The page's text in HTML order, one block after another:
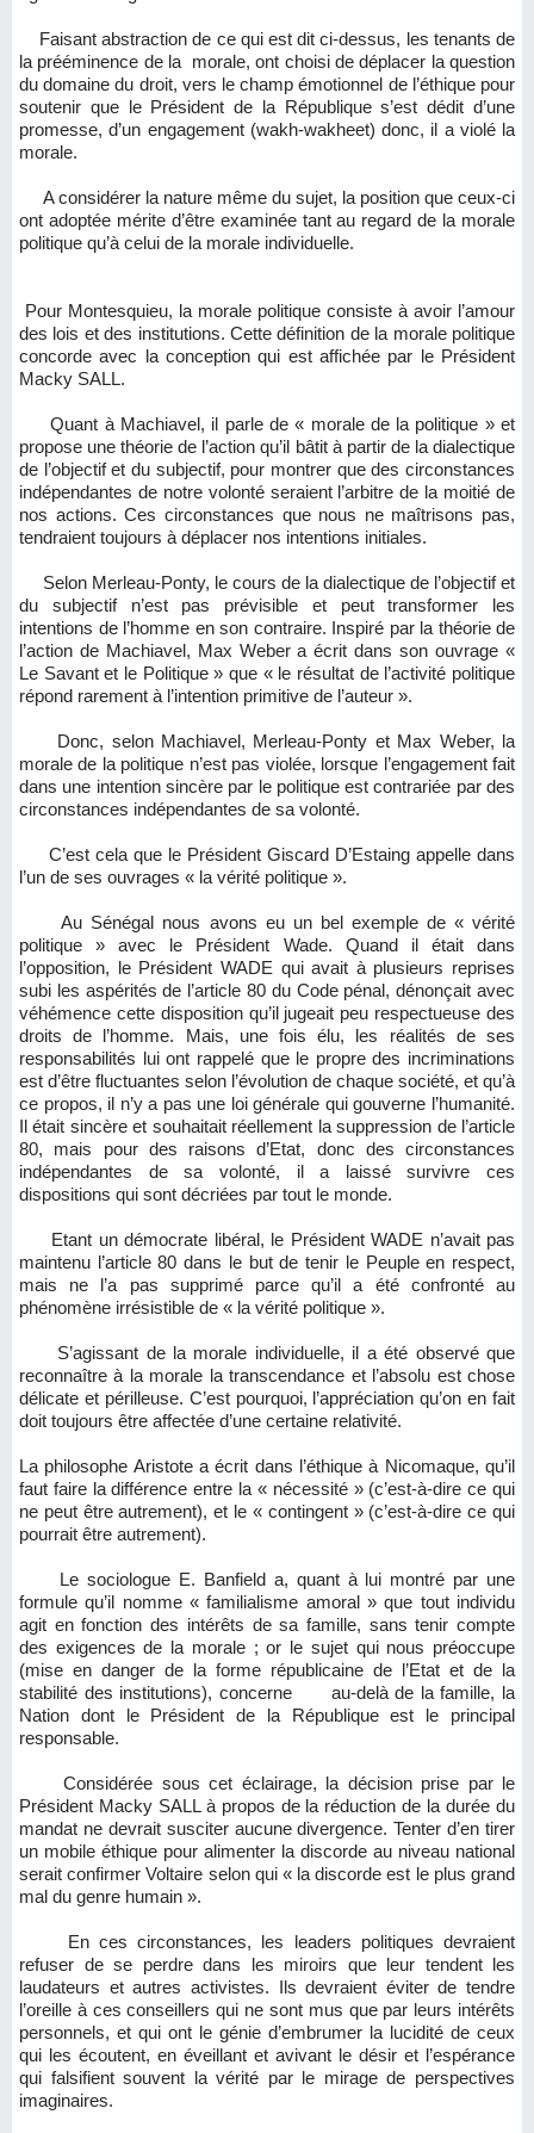
Faisant abstraction de ce qui est dit ci-dessus, les tenants de
la prééminence de la morale, ont choisi de déplacer la question
du domaine du droit, vers le champ émotionnel de l’éthique pour
soutenir que le Président de la République s’est dédit d’une
promesse, d’un engagement (wakh-wakheet) donc, il a violé la
morale.
A considérer la nature même du sujet, la position que ceux-ci
ont adoptée mérite d’être examinée tant au regard de la morale
politique qu’à celui de la morale individuelle.
Pour Montesquieu, la morale politique consiste à avoir l’amour
des lois et des institutions. Cette définition de la morale politique
concorde avec la conception qui est affichée par le Président
Macky SALL.
Quant à Machiavel, il parle de « morale de la politique » et
propose une théorie de l’action qu’il bâtit à partir de la dialectique
de l’objectif et du subjectif, pour montrer que des circonstances
indépendantes de notre volonté seraient l’arbitre de la moitié de
nos actions. Ces circonstances que nous ne maîtrisons pas,
tendraient toujours à déplacer nos intentions initiales.
Selon Merleau-Ponty, le cours de la dialectique de l’objectif et
du subjectif n’est pas prévisible et peut transformer les
intentions de l’homme en son contraire. Inspiré par la théorie de
l’action de Machiavel, Max Weber a écrit dans son ouvrage «
Le Savant et le Politique » que « le résultat de l’activité politique
répond rarement à l’intention primitive de l’auteur ».
Donc, selon Machiavel, Merleau-Ponty et Max Weber, la
morale de la politique n’est pas violée, lorsque l’engagement fait
dans une intention sincère par le politique est contrariée par des
circonstances indépendantes de sa volonté.
C’est cela que le Président Giscard D’Estaing appelle dans
l’un de ses ouvrages « la vérité politique ».
Au Sénégal nous avons eu un bel exemple de « vérité
politique » avec le Président Wade. Quand il était dans
l’opposition, le Président WADE qui avait à plusieurs reprises
subi les aspérités de l’article 80 du Code pénal, dénonçait avec
véhémence cette disposition qu’il jugeait peu respectueuse des
droits de l’homme. Mais, une fois élu, les réalités de ses
responsabilités lui ont rappelé que le propre des incriminations
est d’être fluctuantes selon l’évolution de chaque société, et qu’à
ce propos, il n’y a pas une loi générale qui gouverne l’humanité.
Il était sincère et souhaitait réellement la suppression de l’article
80, mais pour des raisons d’Etat, donc des circonstances
indépendantes de sa volonté, il a laissé survivre ces
dispositions qui sont décriées par tout le monde.
Etant un démocrate libéral, le Président WADE n’avait pas
maintenu l’article 80 dans le but de tenir le Peuple en respect,
mais ne l’a pas supprimé parce qu’il a été confronté au
phénomène irrésistible de « la vérité politique ».
S’agissant de la morale individuelle, il a été observé que
reconnaître à la morale la transcendance et l’absolu est chose
délicate et périlleuse. C’est pourquoi, l’appréciation qu’on en fait
doit toujours être affectée d’une certaine relativité.
La philosophe Aristote a écrit dans l’éthique à Nicomaque, qu’il
faut faire la différence entre la « nécessité » (c’est-à-dire ce qui
ne peut être autrement), et le « contingent » (c’est-à-dire ce qui
pourrait être autrement).
Le sociologue E. Banfield a, quant à lui montré par une
formule qu’il nomme « familialisme amoral » que tout individu
agit en fonction des intérêts de sa famille, sans tenir compte
des exigences de la morale ; or le sujet qui nous préoccupe
(mise en danger de la forme républicaine de l’Etat et de la
stabilité des institutions), concerne au-delà de la famille, la
Nation dont le Président de la République est le principal
responsable.
Considérée sous cet éclairage, la décision prise par le
Président Macky SALL à propos de la réduction de la durée du
mandat ne devrait susciter aucune divergence. Tenter d’en tirer
un mobile éthique pour alimenter la discorde au niveau national
serait confirmer Voltaire selon qui « la discorde est le plus grand
mal du genre humain ».
En ces circonstances, les leaders politiques devraient
refuser de se perdre dans les miroirs que leur tendent les
laudateurs et autres activistes. Ils devraient éviter de tendre
l’oreille à ces conseillers qui ne sont mus que par leurs intérêts
personnels, et qui ont le génie d’embrumer la lucidité de ceux
qui les écoutent, en éveillant et avivant le désir et l’espérance
qui falsifient souvent la vérité par le mirage de perspectives
imaginaires.